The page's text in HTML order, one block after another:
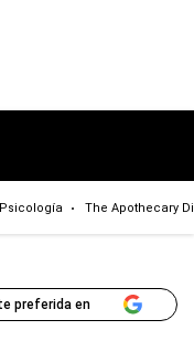
Psicología The Apothecary
preferida en